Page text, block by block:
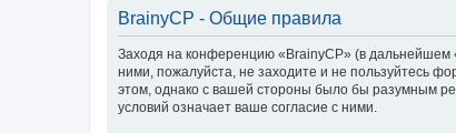
BrainyCP - Общие правила
Заходя на конференцию «BrainyCP» (в дальнейшем
ними, пожалуйста, не заходите и не пользуйтесь
этом, однако с вашей стороны было бы разумным
условий означает ваше согласие с ними.